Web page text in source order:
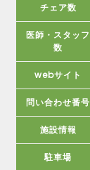
チェア数
医師・スタッフ
数
webサイト
問い合わせ番号
施設情報
駐車場